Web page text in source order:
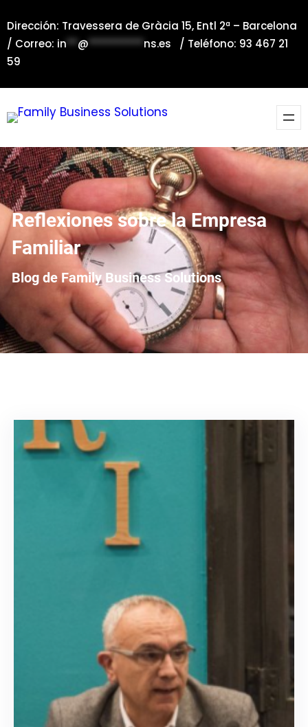
al
contenido
Dirección: Travessera de Gràcia 15, Entl 2ª – Barcelona
/ Correo: in**@**********ns.es / Teléfono: 93 467 21
59
Reflexiones sobre la Empresa
Familiar
Blog de Family Business Solutions